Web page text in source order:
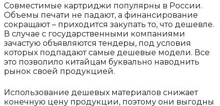
Совместимые картриджи популярны в России.
Объемы печати не падают, а финансирование
сокращают – приходится закупать то, что дешевле.
В случае с государственными компаниями
зачастую объявляются тендеры, под условия
которых подпадают самые дешевые модели. Все
это позволило китайцам буквально наводнить
рынок своей продукцией.
Использование дешевых материалов снижает
конечную цену продукции, поэтому они выгодны